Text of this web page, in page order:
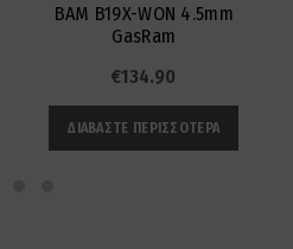
BAM B19X-WON 4.5mm
GasRam
€134.90
ΔΙΑΒΆΣΤΕ ΠΕΡΙΣΣΌΤΕΡΑ